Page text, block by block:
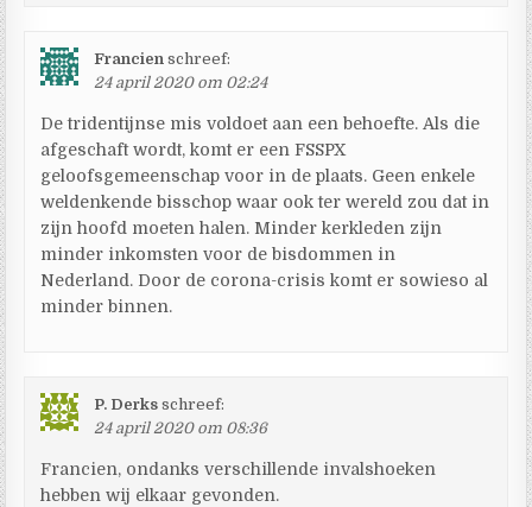
Francien schreef:
24 april 2020 om 02:24
De tridentijnse mis voldoet aan een behoefte. Als die
afgeschaft wordt, komt er een FSSPX
geloofsgemeenschap voor in de plaats. Geen enkele
weldenkende bisschop waar ook ter wereld zou dat in
zijn hoofd moeten halen. Minder kerkleden zijn
minder inkomsten voor de bisdommen in
Nederland. Door de corona-crisis komt er sowieso al
minder binnen.
P. Derks schreef:
24 april 2020 om 08:36
Francien, ondanks verschillende invalshoeken
hebben wij elkaar gevonden.